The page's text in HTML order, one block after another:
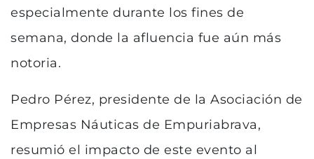
especialmente durante los fines de
semana, donde la afluencia fue aún más
notoria.
Pedro Pérez, presidente de la Asociación de
Empresas Náuticas de Empuriabrava,
resumió el impacto de este evento al